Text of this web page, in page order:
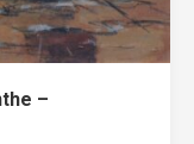
–